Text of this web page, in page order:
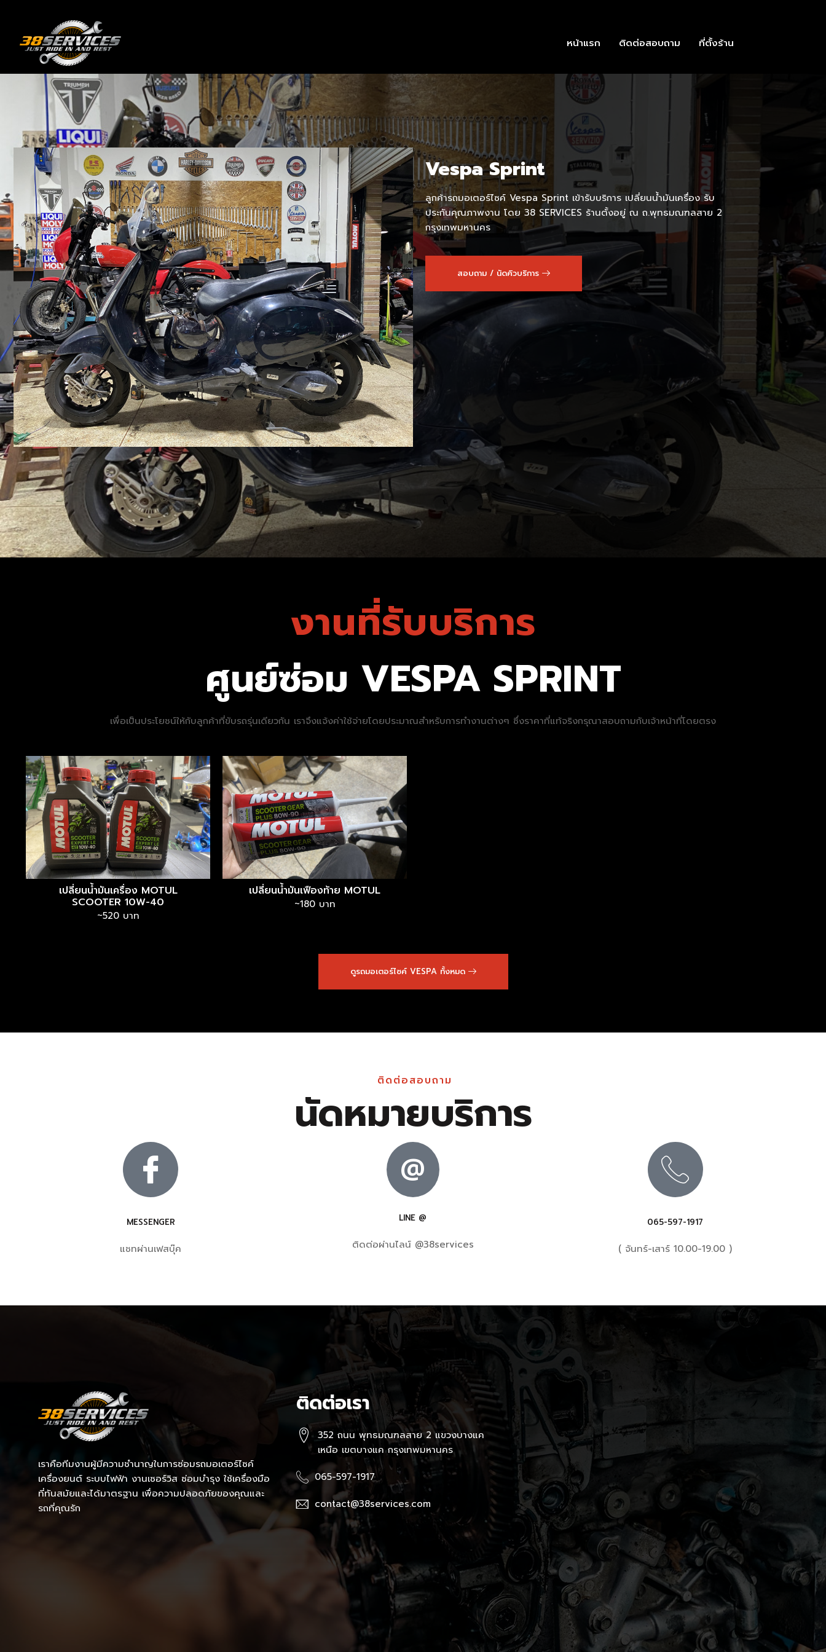
หน้าแรก ติดต่อสอบถาม ที่ตั้งร้าน
Vespa Sprint
ลูกค้ารถมอเตอร์ไซค์ Vespa Sprint เข้ารับบริการ เปลี่ยนน้ำมันเครื่อง รับ
ประกันคุณภาพงาน โดย 38 SERVICES ร้านตั้งอยู่ ณ ถ.พุทธมณฑลสาย 2
กรุงเทพมหานคร
สอบถาม / นัดคิวบริการ
งานที่รับบริการ
ศูนย์ซ่อม VESPA SPRINT
เพื่อเป็นประโยชน์ให้กับลูกค้าที่ขับรถรุ่นเดียวกัน เราจึงแจ้งค่าใช้จ่ายโดยประมาณสำหรับการทำงานต่างๆ ซึ่งราคาที่แท้จริงกรุณาสอบถามกับเจ้าหน้าที่โดยตรง
เปลี่ยนน้ำมันเครื่อง MOTUL
SCOOTER 10W-40
~520 บาท
เปลี่ยนน้ำมันเฟืองท้าย MOTUL
~180 บาท
ดูรถมอเตอร์ไซค์ VESPA ทั้งหมด
ติดต่อสอบถาม
นัดหมายบริการ
MESSENGER
แชทผ่านเฟสบุ๊ค
@
LINE @
ติดต่อผ่านไลน์ @38services
065-597-1917
( จันทร์-เสาร์ 10.00-19.00 )
เราคือทีมงานผู้มีความชำนาญในการซ่อมรถมอเตอร์ไซค์
เครื่องยนต์ ระบบไฟฟ้า งานเซอร์วิส ซ่อมบำรุง ใช้เครื่องมือ
ที่ทันสมัยและได้มาตรฐาน เพื่อความปลอดภัยของคุณและ
รถที่คุณรัก
ติดต่อเรา
352 ถนน พุทธมณฑลสาย 2 แขวงบางแค
เหนือ เขตบางแค กรุงเทพมหานคร
065-597-1917
contact@38services.com